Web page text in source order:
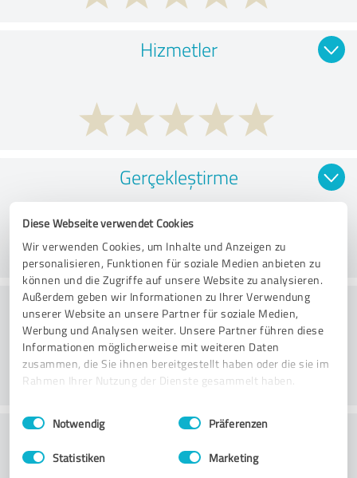
Diese Webseite verwendet Cookies
Wir verwenden Cookies, um Inhalte und Anzeigen zu
personalisieren, Funktionen für soziale Medien anbieten zu
können und die Zugriffe auf unsere Website zu analysieren.
Außerdem geben wir Informationen zu Ihrer Verwendung
unserer Website an unsere Partner für soziale Medien,
Werbung und Analysen weiter. Unsere Partner führen diese
Informationen möglicherweise mit weiteren Daten
zusammen, die Sie ihnen bereitgestellt haben oder die sie im
Rahmen Ihrer Nutzung der Dienste gesammelt haben.
Impressum Datenschutzbestimmungen
Einwilligungsauswahl
Notwendig Präferenzen
Statistiken Marketing
Hizmetler
Gerçekleştirme
Danışmanlık
Müşteri Hizmetleri